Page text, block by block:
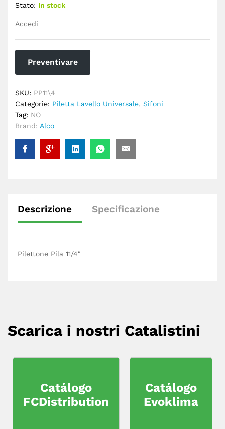
Stato: In stock
Accedi
Preventivare
SKU: PP11\4
Categorie: Piletta Lavello Universale, Sifoni
Tag: NO
Brand: Alco
Descrizione Specificazione
Pilettone Pila 11/4″
Scarica i nostri Catalistini
Catálogo
FCDistribution
Catálogo
Evoklima